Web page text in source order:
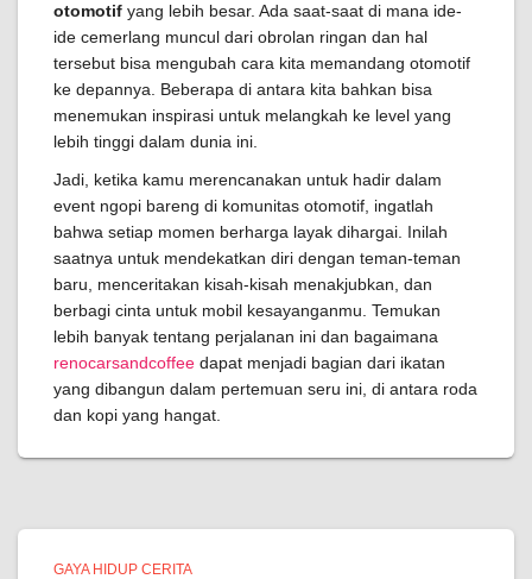
otomotif yang lebih besar. Ada saat-saat di mana ide-
ide cemerlang muncul dari obrolan ringan dan hal
tersebut bisa mengubah cara kita memandang otomotif
ke depannya. Beberapa di antara kita bahkan bisa
menemukan inspirasi untuk melangkah ke level yang
lebih tinggi dalam dunia ini.
Jadi, ketika kamu merencanakan untuk hadir dalam
event ngopi bareng di komunitas otomotif, ingatlah
bahwa setiap momen berharga layak dihargai. Inilah
saatnya untuk mendekatkan diri dengan teman-teman
baru, menceritakan kisah-kisah menakjubkan, dan
berbagi cinta untuk mobil kesayanganmu. Temukan
lebih banyak tentang perjalanan ini dan bagaimana
renocarsandcoffee dapat menjadi bagian dari ikatan
yang dibangun dalam pertemuan seru ini, di antara roda
dan kopi yang hangat.
GAYA HIDUP CERITA